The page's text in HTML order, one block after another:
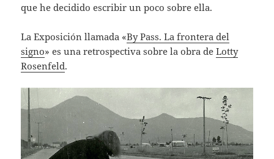
que he decidido escribir un poco sobre ella.
La Exposición llamada «By Pass. La frontera del
signo» es una retrospectiva sobre la obra deLotty
Rosenfeld.